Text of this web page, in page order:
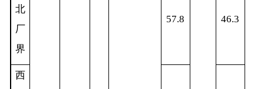
北
厂
界
57.8 46.3
西